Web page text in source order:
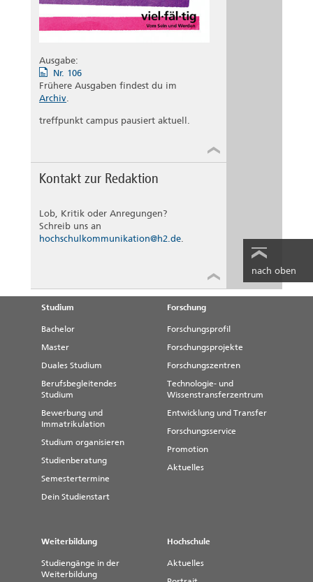
Ausgabe:
Nr. 106
Frühere Ausgaben findest du im
Archiv.
treffpunkt campus pausiert aktuell.
Kontakt zur Redaktion
Lob, Kritik oder Anregungen?
Schreib uns an
hochschulkommunikation@h2.de.
nach oben
Studium
Bachelor
Master
Duales Studium
Berufsbegleitendes
Studium
Bewerbung und
Immatrikulation
Studium organisieren
Studienberatung
Semestertermine
Dein Studienstart
Forschung
Forschungsprofil
Forschungsprojekte
Forschungszentren
Technologie- und
Wissenstransferzentrum
Entwicklung und Transfer
Forschungsservice
Promotion
Aktuelles
Weiterbildung
Studiengänge in der
Weiterbildung
Hochschule
Aktuelles